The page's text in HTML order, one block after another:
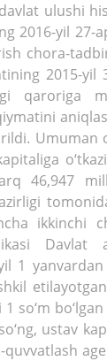
ulushi
2016-yil 27-
chora-
2015-
qaroriga
Umuman
kapitaliga
46,947
ikkinchi
1
so‘m
ustav